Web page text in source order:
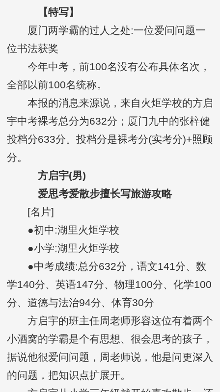
【特写】
厦门两学霸的过人之处:一位爱问问题一
位书法获奖
今年中考，前100名没有公布具体名次，
全部以前100名统称。
本报的消息来源说，来自火炬学校的方启
宇中考裸考总分为632分；厦门九中的张梓健
投档分633分。投档分是裸考分(实考分)+照顾
分。
方启宇(男)
爱思考爱散步擅长写旅游攻略
[名片]
●初中:湖里火炬学校
●小学:湖里火炬学校
●中考成绩:总分632分，语文141分、数
学140分、英语147分、物理100分、化学100
分、道德与法治94分、体育30分
方启宇的班主任周老师形容这位有着两个
小酒窝的学霸是个有思想、很会思考的孩子，
据说他很爱问问题，周老师说，他是问更深入
的问题，把知识点扩展开。